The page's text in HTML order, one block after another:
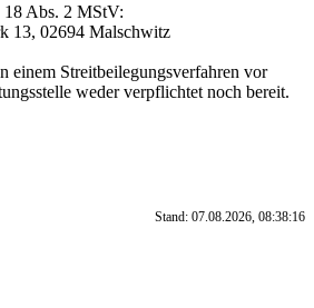
Abs. 2 MStV:
13, 02694 Malschwitz
einem Streitbeilegungsverfahren vor
weder verpflichtet noch bereit.
Stand: 07.08.2026, 08:38:16